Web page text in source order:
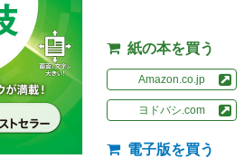
紙の本を買う
Amazon.co.jp
ヨドバシ.com
電子版を買う